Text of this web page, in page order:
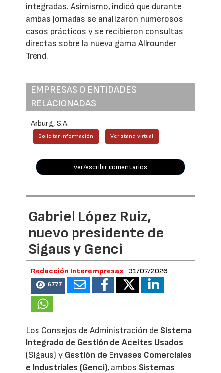
integradas. Asimismo, indicó que durante
ambas jornadas se analizaron numerosos
casos prácticos y se recibieron consultas
directas sobre la nueva gama Allrounder
Trend.
EMPRESAS O ENTIDADES
RELACIONADAS
Arburg, S.A.
Solicitar información Ver stand virtual
ver/escribir comentarios
Gabriel López Ruiz,
nuevo presidente de
Sigaus y Genci
Redacción Interempresas 31/07/2026
6777
Los Consejos de Administración de Sistema
Integrado de Gestión de Aceites Usados
(Sigaus) y Gestión de Envases Comerciales
e Industriales (Genci), ambos Sistemas